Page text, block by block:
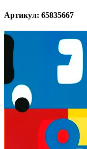
Артикул: 65835667